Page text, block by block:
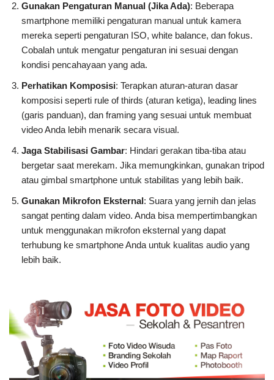
Gunakan Pengaturan Manual (Jika Ada): Beberapa
smartphone memiliki pengaturan manual untuk kamera
mereka seperti pengaturan ISO, white balance, dan fokus.
Cobalah untuk mengatur pengaturan ini sesuai dengan
kondisi pencahayaan yang ada.
Perhatikan Komposisi: Terapkan aturan-aturan dasar
komposisi seperti rule of thirds (aturan ketiga), leading lines
(garis panduan), dan framing yang sesuai untuk membuat
video Anda lebih menarik secara visual.
Jaga Stabilisasi Gambar: Hindari gerakan tiba-tiba atau
bergetar saat merekam. Jika memungkinkan, gunakan tripod
atau gimbal smartphone untuk stabilitas yang lebih baik.
Gunakan Mikrofon Eksternal: Suara yang jernih dan jelas
sangat penting dalam video. Anda bisa mempertimbangkan
untuk menggunakan mikrofon eksternal yang dapat
terhubung ke smartphone Anda untuk kualitas audio yang
lebih baik.